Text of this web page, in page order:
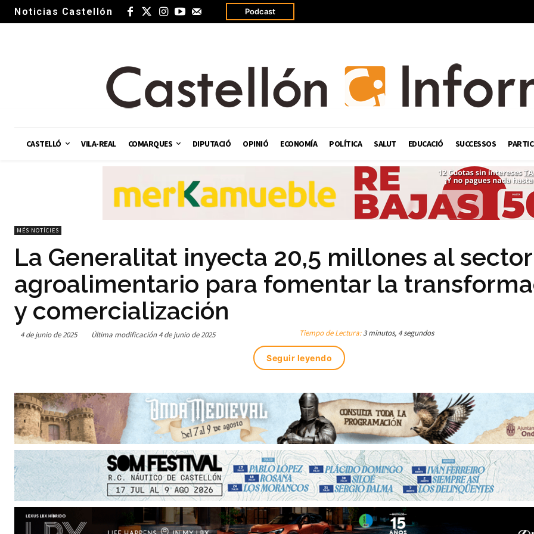
Noticias Castellón Podcast
CASTELLÓ VILA-REAL COMARQUES DIPUTACIÓ OPINIÓ ECONOMÍA POLÍTICA SALUT EDUCACIÓ SUCCESSOS
MÉS NOTÍCIES
La Generalitat inyecta 20,5 millones al sector
agroalimentario para fomentar la
y comercialización
4 de junio de 2025 Última modificación 4 de junio de 2025 Tiempo de Lectura:3 minutos, 4 segundos
Seguir leyendo